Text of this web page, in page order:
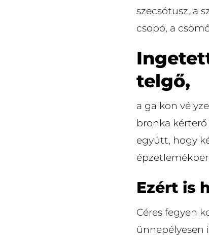
szecsótusz, a
csopó, a
telgő,
a galkon
bronka
együtt, hogy
Ezért is
Céres fegyen
ünnepélyesen